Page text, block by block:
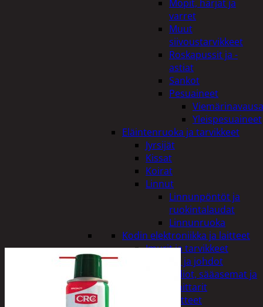
Mopit, harjat ja
varret
Muut
siivoustarvikkeet
Roskapussit ja -
astiat
Sankot
Pesuaineet
Yleispesuaineet
Eläintenruoka ja tarvikkeet
Jyrsijät
Kissat
Koirat
Linnut
Linnunpöntöt ja
ruokintalaudat
Linnunruoka
Kodin elektroniikka ja laitteet
Imurit ja tarvikkeet
Kaapelit ja johdot
Kelloradiot, sääasemat ja
lämpömittarit
Oheislaitteet